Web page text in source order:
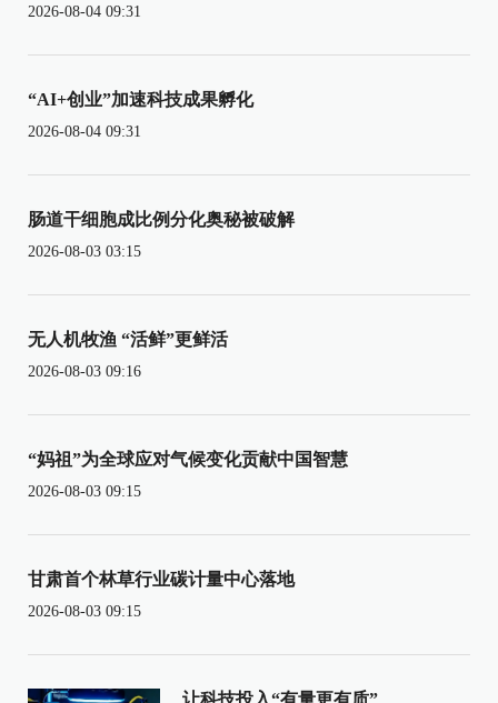
2026-08-04 09:31
“AI+创业”加速科技成果孵化
2026-08-04 09:31
肠道干细胞成比例分化奥秘被破解
2026-08-03 03:15
无人机牧渔 “活鲜”更鲜活
2026-08-03 09:16
“妈祖”为全球应对气候变化贡献中国智慧
2026-08-03 09:15
甘肃首个林草行业碳计量中心落地
2026-08-03 09:15
让科技投入“有量更有质”